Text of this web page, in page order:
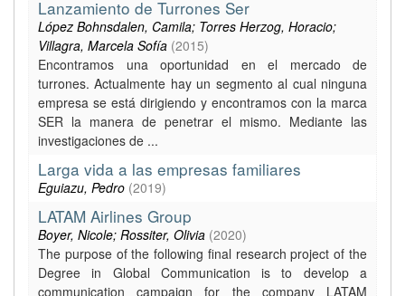
Lanzamiento de Turrones Ser
López Bohnsdalen, Camila; Torres Herzog, Horacio;
Villagra, Marcela Sofía (2015)
Encontramos una oportunidad en el mercado de
turrones. Actualmente hay un segmento al cual ninguna
empresa se está dirigiendo y encontramos con la marca
SER la manera de penetrar el mismo. Mediante las
investigaciones de ...
Larga vida a las empresas familiares
Eguiazu, Pedro (2019)
LATAM Airlines Group
Boyer, Nicole; Rossiter, Olivia (2020)
The purpose of the following final research project of the
Degree in Global Communication is to develop a
communication campaign for the company LATAM